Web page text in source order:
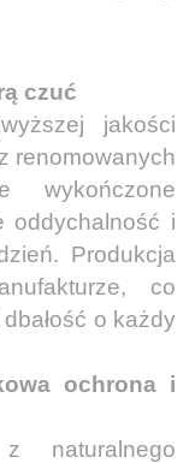
czuć
jakości
renomowanych
wykończone
oddychalność i
Produkcja
co
o każdy
ochrona i
naturalnego